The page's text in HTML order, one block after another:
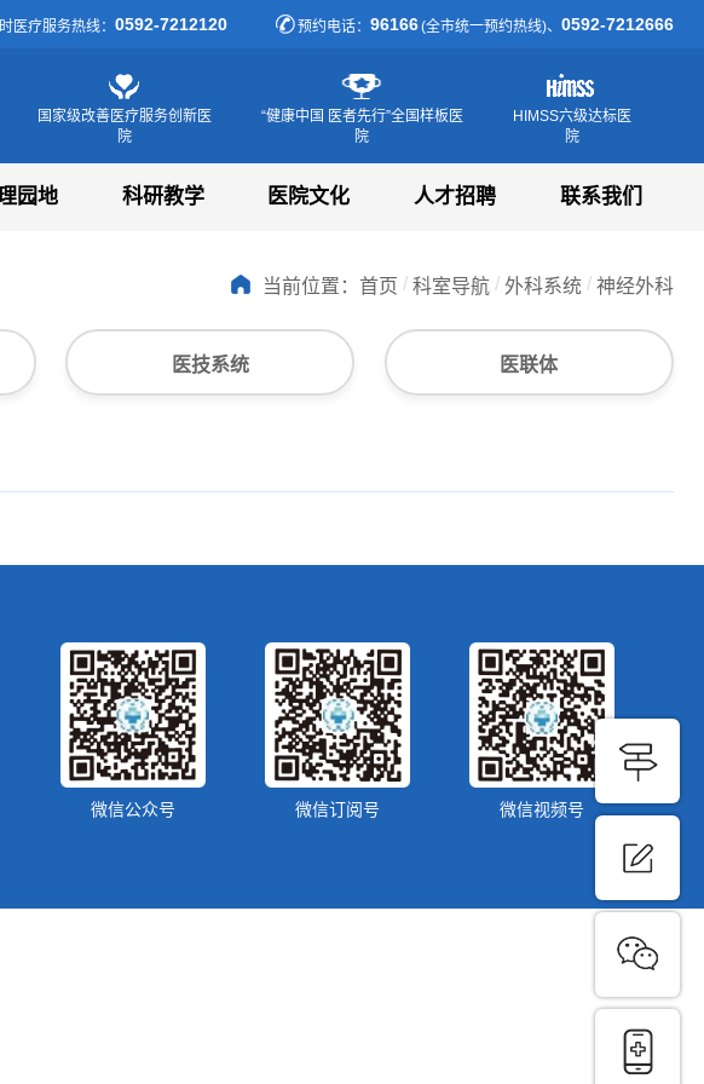
医疗服务热线： 0592-7212120 预约电话： 96166(全市统一预约热线)、 0592-7212666
国家级改善医疗服务创新医
院
“健康中国 医者先行”全国样板医
院
HIMSS六级达标医
院
园地 科研教学 医院文化 人才招聘 联系我们
当前位置： 首页 / 科室导航 / 外科系统 / 神经外科
医技系统 医联体
微信公众号
微信订阅号 微信视频号